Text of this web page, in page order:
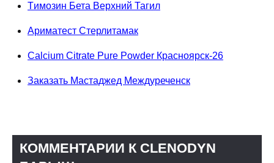
Tимозин Бета Верхний Тагил
Ариматест Стерлитамак
Calcium Citrate Pure Powder Красноярск-26
Заказать Мастаджед Междуреченск
КОММЕНТАРИИ К CLENODYN